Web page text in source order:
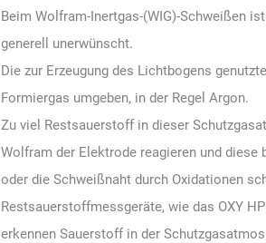
Beim Wolfram-Inertgas-(WIG)-Schweißen
generell unerwünscht.
Die zur Erzeugung des Lichtbogens
Formiergas umgeben, in der Regel Argon.
Zu viel Restsauerstoff in dieser
Wolfram der Elektrode reagieren und diese
oder die Schweißnaht durch Oxidationen
Restsauerstoffmessgeräte, wie das OXY
erkennen Sauerstoff in der